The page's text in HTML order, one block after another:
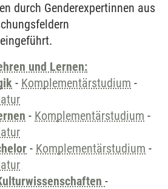
durch Genderexpertinnen aus
und Lernen:
- Komplementärstudium -
- Komplementärstudium -
- Komplementärstudium -
-